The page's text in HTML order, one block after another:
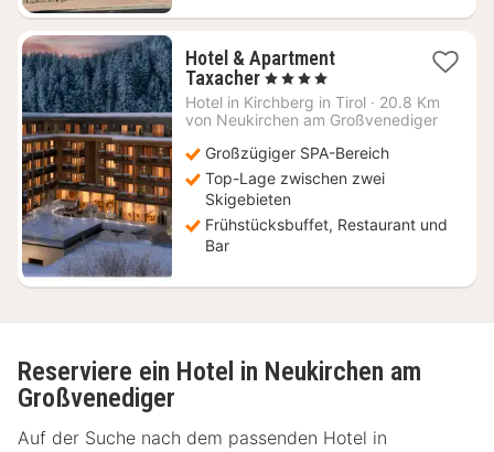
Hotel & Apartment
Taxacher1
Nacht
ab
€
, 4 Sterne
Hotel in Kirchberg in Tirol · 20.8 Km
von Neukirchen am Großvenediger
Großzügiger SPA-Bereich
Top-Lage zwischen zwei
Skigebieten
Frühstücksbuffet, Restaurant und
Bar
Reserviere ein Hotel in Neukirchen am
Großvenediger
Auf der Suche nach dem passenden Hotel in